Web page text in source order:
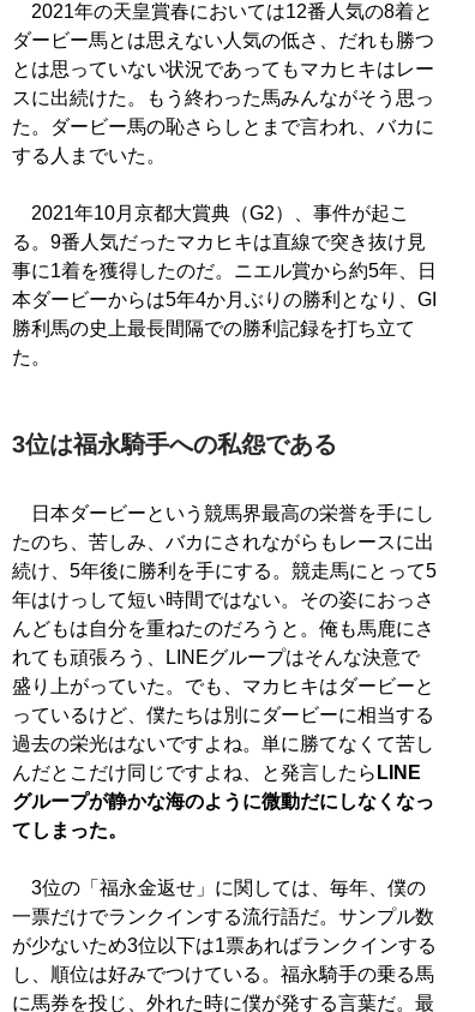
2021年の天皇賞春においては12番人気の8着と
ダービー馬とは思えない人気の低さ、だれも勝つ
とは思っていない状況であってもマカヒキはレー
スに出続けた。もう終わった馬みんながそう思っ
た。ダービー馬の恥さらしとまで言われ、バカに
する人までいた。
2021年10月京都大賞典（G2）、事件が起こ
る。9番人気だったマカヒキは直線で突き抜け見
事に1着を獲得したのだ。ニエル賞から約5年、日
本ダービーからは5年4か月ぶりの勝利となり、GI
勝利馬の史上最長間隔での勝利記録を打ち立て
た。
3位は福永騎手への私怨である
日本ダービーという競馬界最高の栄誉を手にし
たのち、苦しみ、バカにされながらもレースに出
続け、5年後に勝利を手にする。競走馬にとって5
年はけっして短い時間ではない。その姿におっさ
んどもは自分を重ねたのだろうと。俺も馬鹿にさ
れても頑張ろう、LINEグループはそんな決意で
盛り上がっていた。でも、マカヒキはダービーと
っているけど、僕たちは別にダービーに相当する
過去の栄光はないですよね。単に勝てなくて苦し
んだとこだけ同じですよね、と発言したら LINE
グループが静かな海のように微動だにしなくなっ
てしまった。
3位の「福永金返せ」に関しては、毎年、僕の
一票だけでランクインする流行語だ。サンプル数
が少ないため3位以下は1票あればランクインする
し、順位は好みでつけている。福永騎手の乗る馬
に馬券を投じ、外れた時に僕が発する言葉だ。最